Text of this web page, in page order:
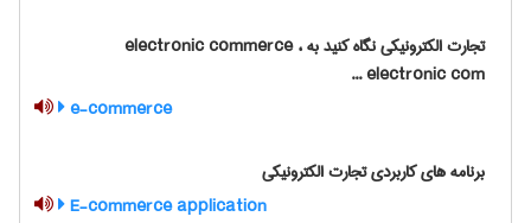
تجارت الکترونیکی نگاه کنید به electronic commerce ،
electronic com ...
e-commerce
برنامه های کاربردی تجارت الکترونیکی
E-commerce application